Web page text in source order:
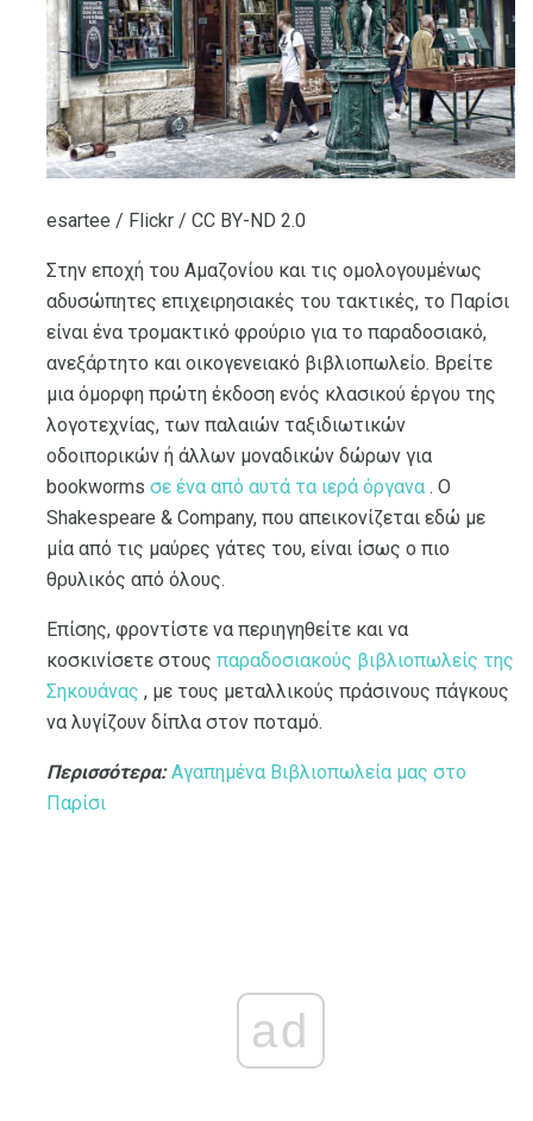
esartee / Flickr / CC BY-ND 2.0
Στην εποχή του Αμαζονίου και τις ομολογουμένως
αδυσώπητες επιχειρησιακές του τακτικές, το Παρίσι
είναι ένα τρομακτικό φρούριο για το παραδοσιακό,
ανεξάρτητο και οικογενειακό βιβλιοπωλείο. Βρείτε
μια όμορφη πρώτη έκδοση ενός κλασικού έργου της
λογοτεχνίας, των παλαιών ταξιδιωτικών
οδοιπορικών ή άλλων μοναδικών δώρων για
bookworms σε ένα από αυτά τα ιερά όργανα . Ο
Shakespeare & Company, που απεικονίζεται εδώ με
μία από τις μαύρες γάτες του, είναι ίσως ο πιο
θρυλικός από όλους.
Επίσης, φροντίστε να περιηγηθείτε και να
κοσκινίσετε στους παραδοσιακούς βιβλιοπωλείς της
Σηκουάνας , με τους μεταλλικούς πράσινους πάγκους
να λυγίζουν δίπλα στον ποταμό.
Περισσότερα: Αγαπημένα Βιβλιοπωλεία μας στο
Παρίσι
ad